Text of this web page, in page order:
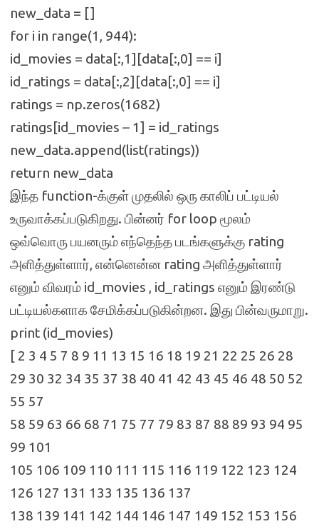
new_data = []
for i in range(1, 944):
id_movies = data[:,1][data[:,0] == i]
id_ratings = data[:,2][data[:,0] == i]
ratings = np.zeros(1682)
ratings[id_movies – 1] = id_ratings
new_data.append(list(ratings))
return new_data
இந்த function-க்குள் முதலில் ஒரு காலிப் பட்டியல்
உருவாக்கப்படுகிறது. பின்னர் for loop மூலம்
ஒவ்வொரு பயனரும் எந்தெந்த படங்களுக்கு rating
அளித்துள்ளார், என்னென்ன rating அளித்துள்ளார்
எனும் விவரம் id_movies , id_ratings எனும் இரண்டு
பட்டியல்களாக சேமிக்கப்படுகின்றன. இது பின்வருமாறு.
print (id_movies)
[ 2 3 4 5 7 8 9 11 13 15 16 18 19 21 22 25 26 28
29 30 32 34 35 37 38 40 41 42 43 45 46 48 50 52
55 57
58 59 63 66 68 71 75 77 79 83 87 88 89 93 94 95
99 101
105 106 109 110 111 115 116 119 122 123 124
126 127 131 133 135 136 137
138 139 141 142 144 146 147 149 152 153 156